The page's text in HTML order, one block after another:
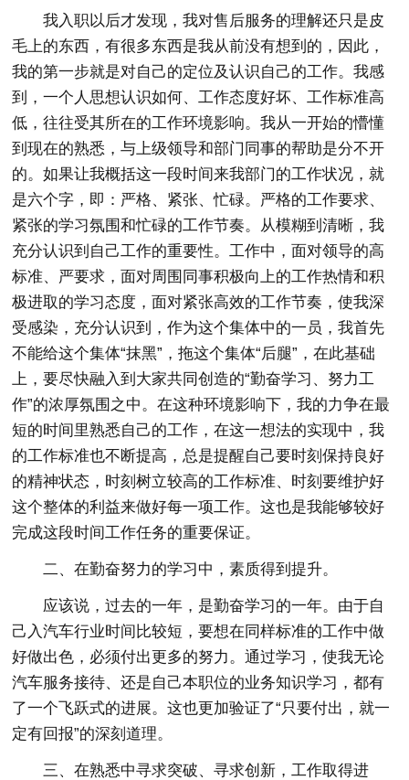
我入职以后才发现，我对售后服务的理解还只是皮
毛上的东西，有很多东西是我从前没有想到的，因此，
我的第一步就是对自己的定位及认识自己的工作。我感
到，一个人思想认识如何、工作态度好坏、工作标准高
低，往往受其所在的工作环境影响。我从一开始的懵懂
到现在的熟悉，与上级领导和部门同事的帮助是分不开
的。如果让我概括这一段时间来我部门的工作状况，就
是六个字，即：严格、紧张、忙碌。严格的工作要求、
紧张的学习氛围和忙碌的工作节奏。从模糊到清晰，我
充分认识到自己工作的重要性。工作中，面对领导的高
标准、严要求，面对周围同事积极向上的工作热情和积
极进取的学习态度，面对紧张高效的工作节奏，使我深
受感染，充分认识到，作为这个集体中的一员，我首先
不能给这个集体“抹黑”，拖这个集体“后腿”，在此基础
上，要尽快融入到大家共同创造的“勤奋学习、努力工
作”的浓厚氛围之中。在这种环境影响下，我的力争在最
短的时间里熟悉自己的工作，在这一想法的实现中，我
的工作标准也不断提高，总是提醒自己要时刻保持良好
的精神状态，时刻树立较高的工作标准、时刻要维护好
这个整体的利益来做好每一项工作。这也是我能够较好
完成这段时间工作任务的重要保证。
二、在勤奋努力的学习中，素质得到提升。
应该说，过去的一年，是勤奋学习的一年。由于自
己入汽车行业时间比较短，要想在同样标准的工作中做
好做出色，必须付出更多的努力。通过学习，使我无论
汽车服务接待、还是自己本职位的业务知识学习，都有
了一个飞跃式的进展。这也更加验证了“只要付出，就一
定有回报”的深刻道理。
三、在熟悉中寻求突破、寻求创新，工作取得进